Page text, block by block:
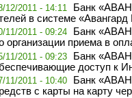
12/2011 - 14:11
Банк
в системе «Авангард
11/2011 - 09:24
Банк
организации приема в
11/2011 - 09:23
Банк
доступ к
11/2011 - 10:40
Банк
с карты на карту